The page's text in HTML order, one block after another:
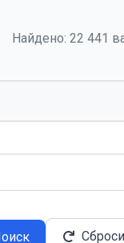
Найдено: 22 441